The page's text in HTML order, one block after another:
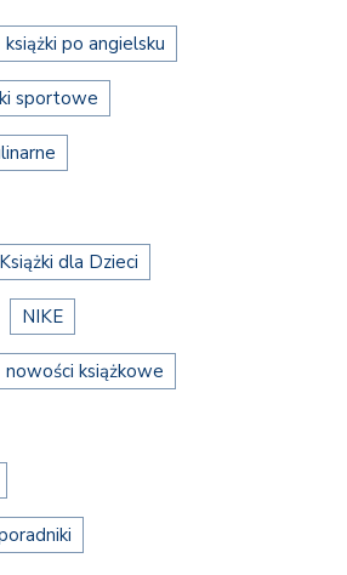
książki po angielsku
sportowe
dla Dzieci
NIKE
nowości książkowe